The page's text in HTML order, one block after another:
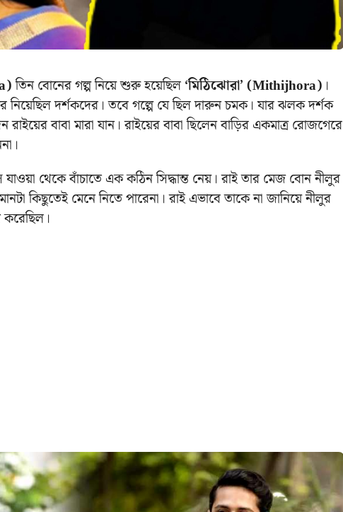
তিন বোনের গল্প নিয়ে শুরু হয়েছিল‘মিঠিঝোরা’ (Mithijhora) ।
দর্শকদের। তবে গল্পে যে ছিল দারুন চমক। যার ঝলক দর্শক
বাবা মারা যান। রাইয়ের বাবা ছিলেন বাড়ির একমাত্র রোজগেরে
থেকে বাঁচাতে এক কঠিন সিদ্ধান্ত নেয়। রাই তার মেজ বোন নীলুর
কিছুতেই মেনে নিতে পারেনা। রাই এভাবে তাকে না জানিয়ে নীলুর
করেছিল।